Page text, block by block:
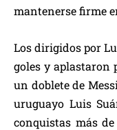
mantenerse firme
Los dirigidos por
goles y aplastaron
un doblete de
uruguayo Luis
conquistas más